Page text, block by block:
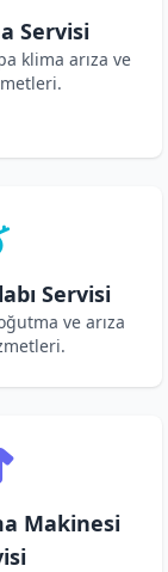
Servisi
klima arıza ve
Servisi
ve arıza
Makinesi